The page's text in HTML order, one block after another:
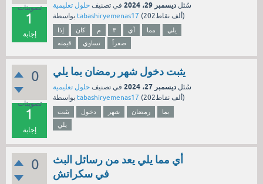
تصويتات
1
إجابة
سُئل ديسمبر 29، 2024 في تصنيف حلول تعليمية
tabashiryemenas17 ( 202ألف نقاط)
إذا كان م ٣ أي مما
يلي
قيمته
تساوي صفراً
0
تصويتات
1
إجابة
يثبت دخول شهر رمضان بما يلي
سُئل ديسمبر 27، 2024 في تصنيف حلول تعليمية
tabashiryemenas17 ( 202ألف نقاط)
يثبت دخول شهر رمضان
بما
يلي
0
أي مما يلي يعد من رسائل البث
في سكراتش